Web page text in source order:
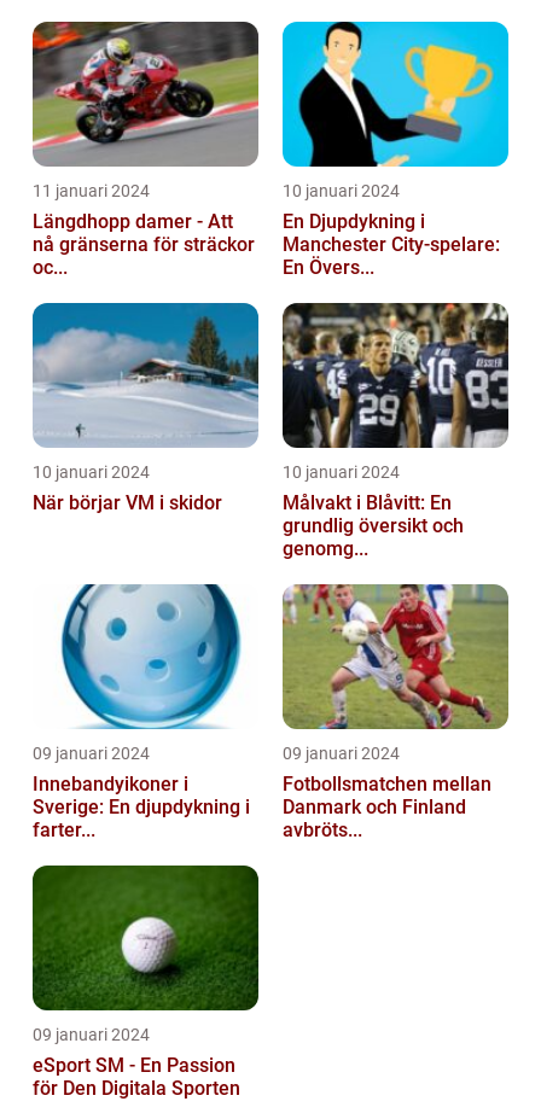
11 januari 2024
Längdhopp damer - Att
nå gränserna för sträckor
oc...
10 januari 2024
En Djupdykning i
Manchester City-spelare:
En Övers...
10 januari 2024
När börjar VM i skidor
10 januari 2024
Målvakt i Blåvitt: En
grundlig översikt och
genomg...
09 januari 2024
Innebandyikoner i
Sverige: En djupdykning i
farter...
09 januari 2024
Fotbollsmatchen mellan
Danmark och Finland
avbröts...
09 januari 2024
eSport SM - En Passion
för Den Digitala Sporten